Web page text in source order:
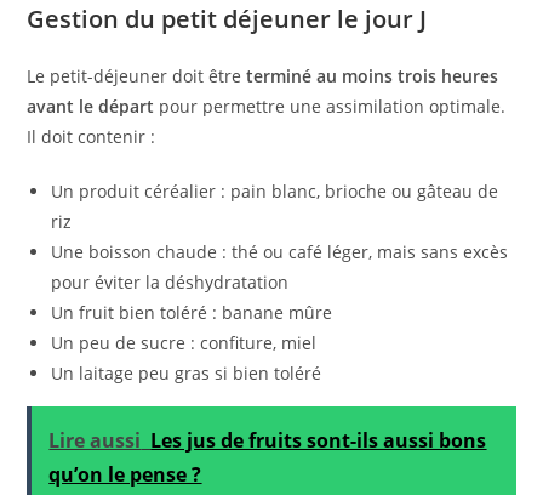
Gestion du petit déjeuner le jour J
Le petit-déjeuner doit êtreterminé au moins trois heures
avant le départ pour permettre une assimilation optimale.
Il doit contenir :
Un produit céréalier : pain blanc, brioche ou gâteau de
riz
Une boisson chaude : thé ou café léger, mais sans excès
pour éviter la déshydratation
Un fruit bien toléré : banane mûre
Un peu de sucre : confiture, miel
Un laitage peu gras si bien toléré
Lire aussi Les jus de fruits sont-ils aussi bons
qu’on le pense ?